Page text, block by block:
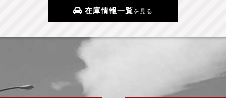
在庫情報一覧を見る